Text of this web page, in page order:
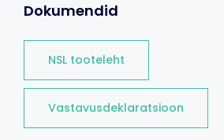
Dokumendid
NSL tooteleht
Vastavusdeklaratsioon